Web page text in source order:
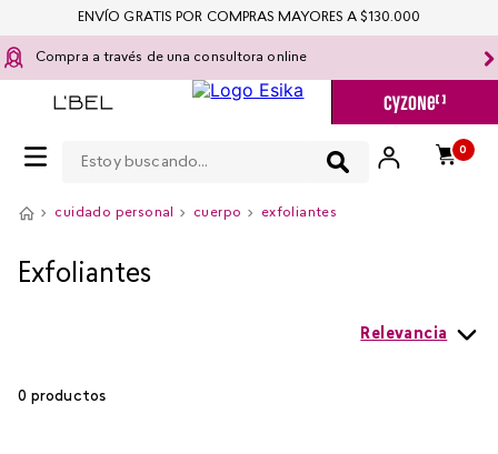
Compra a través de una consultora online
0
ENVÍO GRATIS POR COMPRAS MAYORES A $130.000
cuidado personal cuerpo exfoliantes
Exfoliantes
Relevancia
0 productos